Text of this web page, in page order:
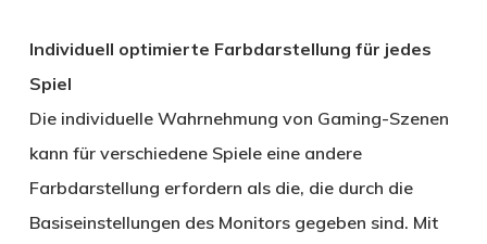
Individuell optimierte Farbdarstellung für jedes
Spiel
Die individuelle Wahrnehmung von Gaming-Szenen
kann für verschiedene Spiele eine andere
Farbdarstellung erfordern als die, die durch die
Basiseinstellungen des Monitors gegeben sind. Mit